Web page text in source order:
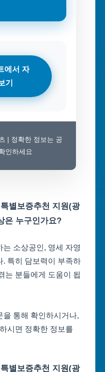
에서 자
기
| 정확한 정보는 공
인하세요
별보증추천 지원(광
은 누구인가요?
소상공인, 영세 자영
. 특히 담보력이 부족하
는 분들에게 도움이 됩
을 통해 확인하시거나,
시면 정확한 정보를
별보증추천 지원(광